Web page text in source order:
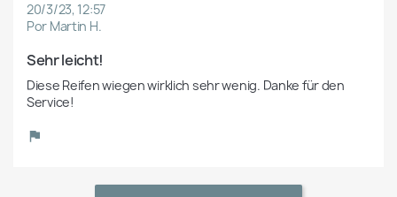
20/3/23, 12:57
Por Martin H.
Sehr leicht!
Diese Reifen wiegen wirklich sehr wenig. Danke für den
Service!